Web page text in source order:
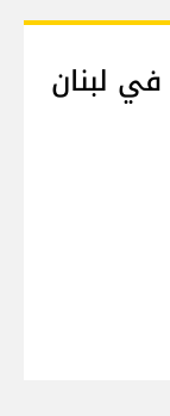
لبنان